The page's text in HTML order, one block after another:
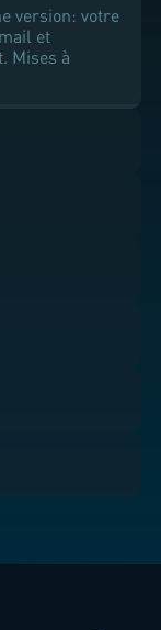
version: votre
et
Mises à